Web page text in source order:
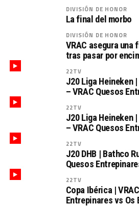
DIVISIÓN DE HONOR
La final del morbo
DIVISIÓN DE HONOR
VRAC asegura
tras pasar por
22TV
J20 Liga Heineken
– VRAC Quesos
22TV
J20 Liga Heineken
– VRAC Quesos
22TV
J20 DHB | Bathco
Quesos
22TV
Copa Ibérica |
Entrepinares vs Os